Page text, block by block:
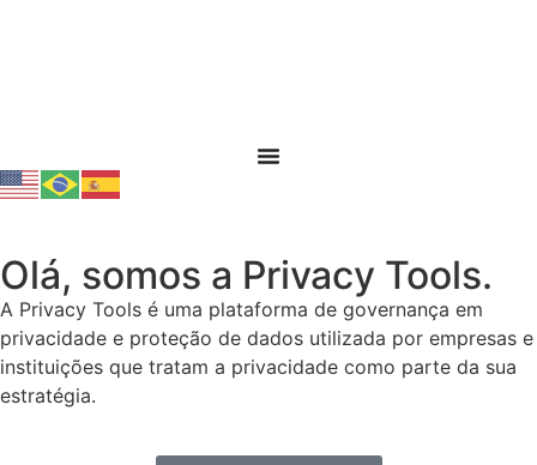
Olá, somos a Privacy Tools.
A Privacy Tools é uma plataforma de governança em
privacidade e proteção de dados utilizada por empresas e
instituições que tratam a privacidade como parte da sua
estratégia.